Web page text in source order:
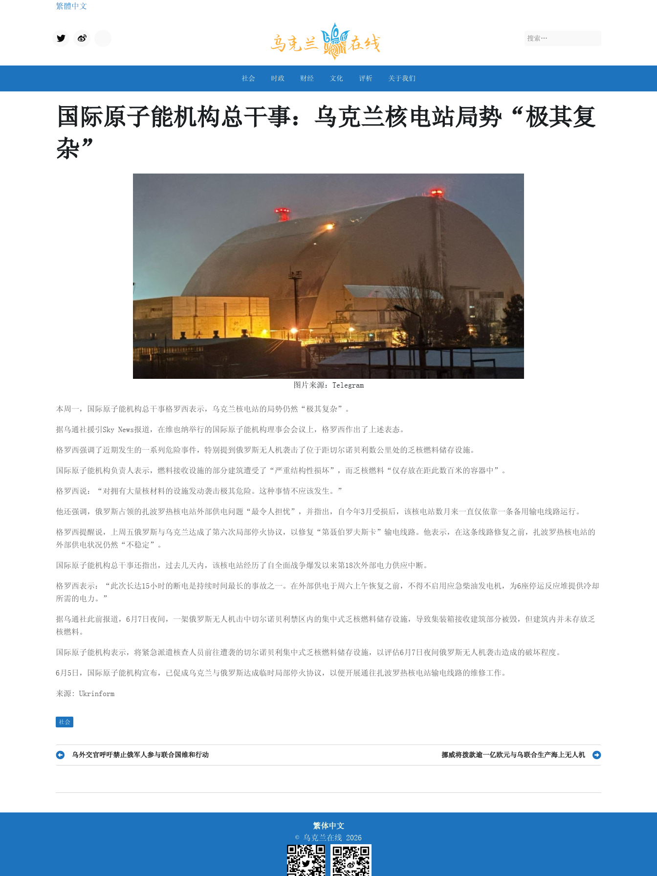
繁體中文
Twit
乌克兰在线
搜
社会 时政 财经 文化 评析 关于我们
国际原子能机构总干事：乌克兰核电站局势“极其复
杂”
图片来源：Telegram
本周一，国际原子能机构总干事格罗西表示，乌克兰核电站的局势仍然“极其复杂”。
据乌通社援引Sky News报道，在维也纳举行的国际原子能机构理事会会议上，格罗西作出了上述表态。
格罗西强调了近期发生的一系列危险事件，特别提到俄罗斯无人机袭击了位于距切尔诺贝利数公里处的乏核燃料储存设施。
国际原子能机构负责人表示，燃料接收设施的部分建筑遭受了“严重结构性损坏”，而乏核燃料“仅存放在距此数百米的容器中”。
格罗西说：“对拥有大量核材料的设施发动袭击极其危险。这种事情不应该发生。”
他还强调，俄罗斯占领的扎波罗热核电站外部供电问题“最令人担忧”，并指出，自今年3月受损后，该核电站数月来一直仅依靠一条备用输电线路运行。
格罗西提醒说，上周五俄罗斯与乌克兰达成了第六次局部停火协议，以修复“第聂伯罗夫斯卡”输电线路。他表示，在这条线路修复之前，扎波罗热核电站的
外部供电状况仍然“不稳定”。
国际原子能机构总干事还指出，过去几天内，该核电站经历了自全面战争爆发以来第18次外部电力供应中断。
格罗西表示：“此次长达15小时的断电是持续时间最长的事故之一。在外部供电于周六上午恢复之前，不得不启用应急柴油发电机，为6座停运反应堆提供冷却
所需的电力。”
据乌通社此前报道，6月7日夜间，一架俄罗斯无人机击中切尔诺贝利禁区内的集中式乏核燃料储存设施，导致集装箱接收建筑部分被毁，但建筑内并未存放乏
核燃料。
国际原子能机构表示，将紧急派遣核查人员前往遭袭的切尔诺贝利集中式乏核燃料储存设施，以评估6月7日夜间俄罗斯无人机袭击造成的破坏程度。
6月5日，国际原子能机构宣布，已促成乌克兰与俄罗斯达成临时局部停火协议，以便开展通往扎波罗热核电站输电线路的维修工作。
来源: Ukrinform
社会
文
导
航
乌外交官呼吁禁止俄军人参与联合国维和行动 挪威将拨款逾一亿欧元与乌联合生产海上无人机
繁体中文
© 乌克兰在线 2026